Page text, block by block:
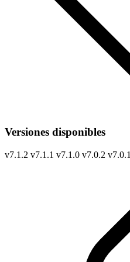
Versiones disponibles
v7.1.2 v7.1.1 v7.1.0 v7.0.2 v7.0.1